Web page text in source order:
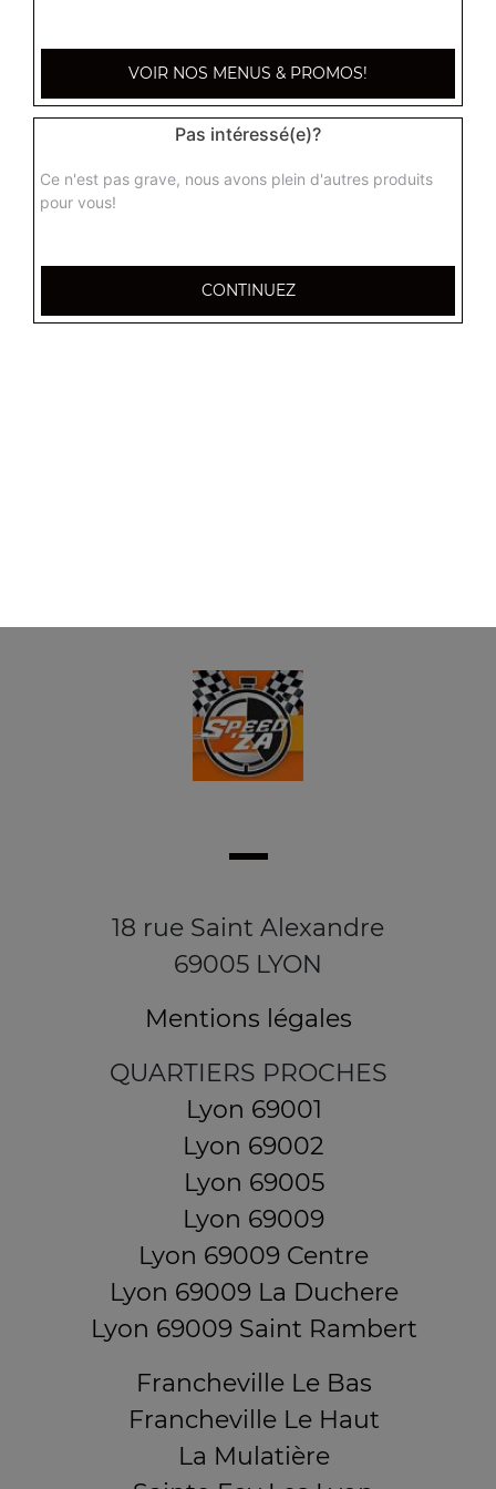
18 rue Saint Alexandre
69005 LYON
Mentions légales
QUARTIERS PROCHES
Lyon 69001
Lyon 69002
Lyon 69005
Lyon 69009
Lyon 69009 Centre
Lyon 69009 La Duchere
Lyon 69009 Saint Rambert
Francheville Le Bas
Francheville Le Haut
La Mulatière
VOIR NOS MENUS & PROMOS!
Pas intéressé(e)?
Ce n'est pas grave, nous avons plein d'autres produits
pour vous!
CONTINUEZ